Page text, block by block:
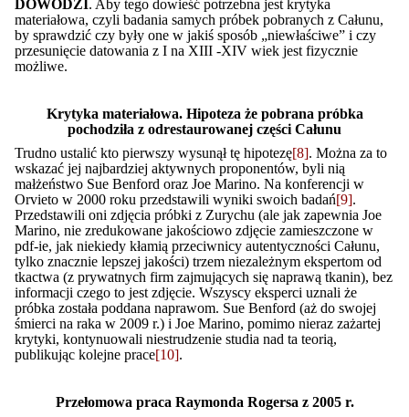
DOWODZI . Aby tego dowieść potrzebna jest krytyka
materiałowa, czyli badania samych próbek pobranych z Całunu,
by sprawdzić czy były one w jakiś sposób „niewłaściwe” i czy
przesunięcie datowania z I na XIII -XIV wiek jest fizycznie
możliwe.
Krytyka materiałowa. Hipoteza że pobrana próbka
pochodziła z odrestaurowanej części Całunu
Trudno ustalić kto pierwszy wysunął tę hipotezę[8]. Można za to
wskazać jej najbardziej aktywnych proponentów, byli nią
małżeństwo Sue Benford oraz Joe Marino. Na konferencji w
Orvieto w 2000 roku przedstawili wyniki swoich badań[9].
Przedstawili oni zdjęcia próbki z Zurychu (ale jak zapewnia Joe
Marino, nie zredukowane jakościowo zdjęcie zamieszczone w
pdf-ie, jak niekiedy kłamią przeciwnicy autentyczności Całunu,
tylko znacznie lepszej jakości) trzem niezależnym ekspertom od
tkactwa (z prywatnych firm zajmujących się naprawą tkanin), bez
informacji czego to jest zdjęcie. Wszyscy eksperci uznali że
próbka została poddana naprawom. Sue Benford (aż do swojej
śmierci na raka w 2009 r.) i Joe Marino, pomimo nieraz zażartej
krytyki, kontynuowali niestrudzenie studia nad ta teorią,
publikując kolejne prace[10].
Przełomowa praca Raymonda Rogersa z 2005 r.